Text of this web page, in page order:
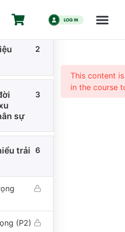
Kiến Thức HR
nghiệm nhân viên Employee
Khóa học
Employee
2
sự
3
trải 6
(P2)
This content
in the course
HỌC VIỆN HR
do Sở Kế hoạch và Đầu tư thành
đổi lần 1 ngày 18/01/2024.
25A, phố Trần Bình